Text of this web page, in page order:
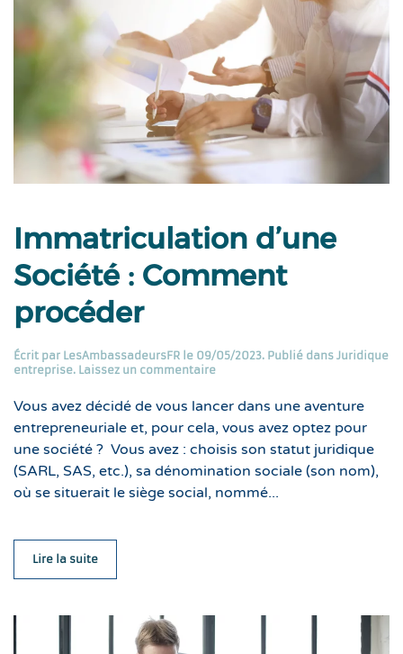
Immatriculation d’une
Société : Comment
procéder
Écrit par LesAmbassadeursFR le 09/05/2023. Publié dans Juridique
entreprise. Laissez un commentaire
Vous avez décidé de vous lancer dans une aventure
entrepreneuriale et, pour cela, vous avez optez pour
une société ? Vous avez : choisis son statut juridique
(SARL, SAS, etc.), sa dénomination sociale (son nom),
où se situerait le siège social, nommé...
Lire la suite